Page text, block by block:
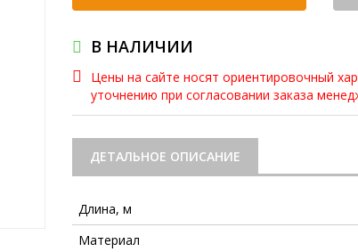
В НАЛИЧИИ
Цены на сайте носят ориентировочный
уточнению при согласовании заказа
ДЕТАЛЬНОЕ ОПИСАНИЕ
Длина, м
Материал